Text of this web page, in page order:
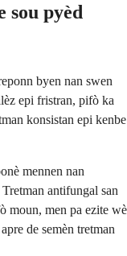
sou pyèd
byen nan swen
epi fristran, pifò ka
konsistan epi kenbe
mennen nan
antifungal san
moun, men pa ezite wè
de semèn tretman